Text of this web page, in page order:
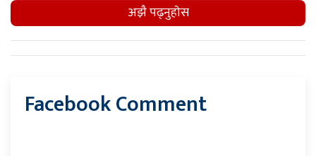
अझै पढ्नुहाेस
Facebook Comment